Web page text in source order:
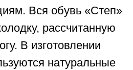
Вся обувь «Степ»
рассчитанную
В изготовлении
натуральные